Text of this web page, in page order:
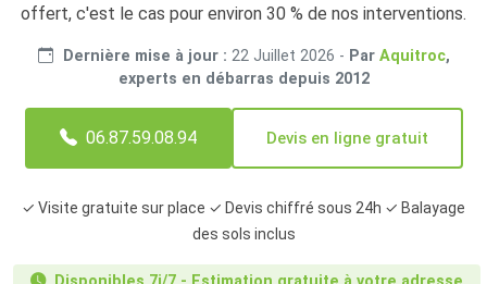
offert, c'est le cas pour environ 30 % de nos interventions.
Dernière mise à jour : 22 Juillet 2026 - Par Aquitroc,
experts en débarras depuis 2012
06.87.59.08.94 Devis en ligne gratuit
✓ Visite gratuite sur place ✓ Devis chiffré sous 24h ✓ Balayage
des sols inclus